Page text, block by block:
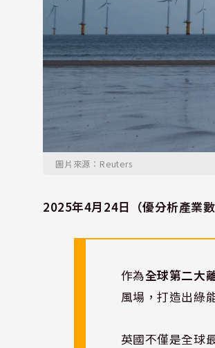
圖片來源：Reuters
2025年4月24日（優分析產業數
作為全球第二大
風場，打造出綠
英國不僅是全球